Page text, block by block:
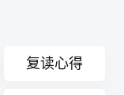
复读心得